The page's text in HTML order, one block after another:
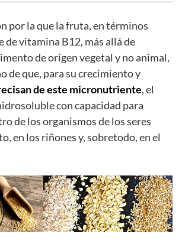
por la que la fruta, en términos
de vitamina B12, más allá de
de origen vegetal y no animal,
de que, para su crecimiento y
de este micronutriente, el
con capacidad para
de los organismos de los seres
en los riñones y, sobretodo, en el